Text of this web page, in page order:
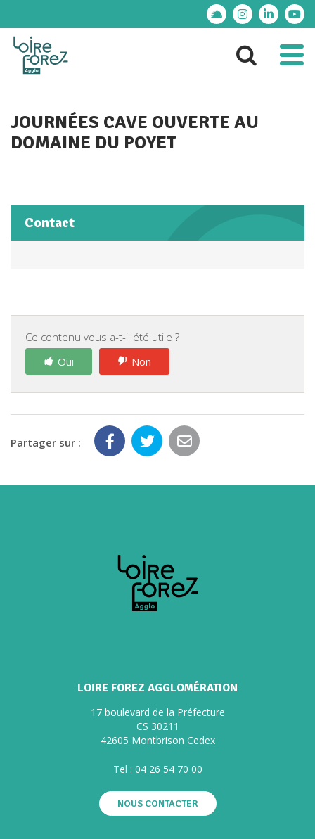
Lien vers le
Lien vers le
Lien
Aller
JOURNÉES CAVE OUVERTE AU
DOMAINE DU POYET
Contact
Ce contenu vous a-t-il été utile ?
Oui
Non
Partager sur :
LOIRE FOREZ AGGLOMÉRATION
17 boulevard de la Préfecture
CS 30211
42605 Montbrison Cedex
Tel : 04 26 54 70 00
NOUS CONTACTER